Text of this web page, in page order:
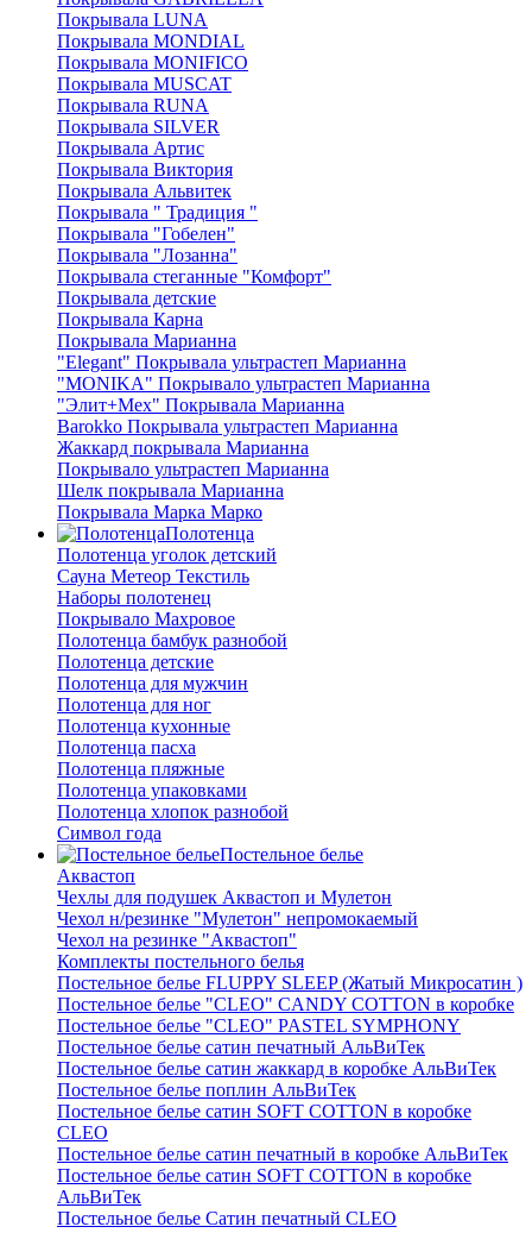
Покрывала LUNA
Покрывала MONDIAL
Покрывала MONIFICO
Покрывала MUSCAT
Покрывала RUNA
Покрывала SILVER
Покрывала Артис
Покрывала Виктория
Покрывала Альвитек
Покрывала " Традиция "
Покрывала "Гобелен"
Покрывала "Лозанна"
Покрывала стеганные "Комфорт"
Покрывала детские
Покрывала Карна
Покрывала Марианна
"Elegant" Покрывала ультрастеп Марианна
"MONIKA" Покрывало ультрастеп Марианна
"Элит+Мех" Покрывала Марианна
Barokko Покрывала ультрастеп Марианна
Жаккард покрывала Марианна
Покрывало ультрастеп Марианна
Шелк покрывала Марианна
Покрывала Марка Марко
Полотенца
Полотенца уголок детский
Сауна Метеор Текстиль
Наборы полотенец
Покрывало Махровое
Полотенца бамбук разнобой
Полотенца детские
Полотенца для мужчин
Полотенца для ног
Полотенца кухонные
Полотенца пасха
Полотенца пляжные
Полотенца упаковками
Полотенца хлопок разнобой
Символ года
Постельное белье
Аквастоп
Чехлы для подушек Аквастоп и Мулетон
Чехол н/резинке "Мулетон" непромокаемый
Чехол на резинке "Аквастоп"
Комплекты постельного белья
Постельное белье FLUPPY SLEEP (Жатый Микросатин )
Постельное белье "CLEO" CANDY COTTON в коробке
Постельное белье "CLEO" PASTEL SYMPHONY
Постельное белье сатин печатный АльВиТек
Постельное белье сатин жаккард в коробке АльВиТек
Постельное белье поплин АльВиТек
Постельное белье сатин SOFT COTTON в коробке
CLEO
Постельное белье сатин печатный в коробке АльВиТек
Постельное белье сатин SOFT COTTON в коробке
АльВиТек
Постельное белье Сатин печатный CLEO